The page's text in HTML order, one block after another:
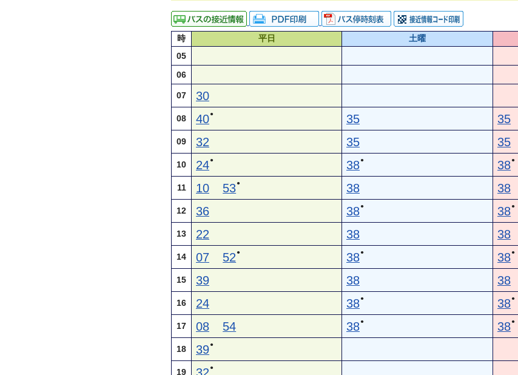
時 平日 土曜
05
06
07 30
08 40● 35 35
09 32 35 35
10 24● 38● 38●
11 10 53● 38 38
12 36 38● 38●
13 22 38 38
14 07 52 ● 38● 38●
15 39 38 38
16 24 38● 38●
17 08 54 38● 38●
18 39●
19 ●